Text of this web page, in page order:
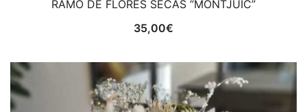
RAMO DE FLORES SECAS “MONTJUIC”
35,00€